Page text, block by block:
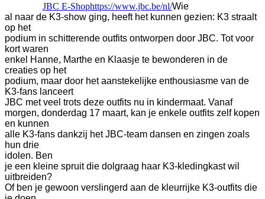
JBC E-Shophttps://www.jbc.be/nl/Wie
al naar de K3-show ging, heeft het kunnen gezien: K3 straalt
op het
podium in schitterende outfits ontworpen door JBC. Tot voor
kort waren
enkel Hanne, Marthe en Klaasje te bewonderen in de
creaties op het
podium, maar door het aanstekelijke enthousiasme van de
K3-fans lanceert
JBC met veel trots deze outfits nu in kindermaat. Vanaf
morgen, donderdag 17 maart, kan je enkele outfits zelf kopen
en kunnen
alle K3-fans dankzij het JBC-team dansen en zingen zoals
hun drie
idolen. Ben
je een kleine spruit die dolgraag haar K3-kledingkast wil
uitbreiden?
Of ben je gewoon verslingerd aan de kleurrijke K3-outfits die